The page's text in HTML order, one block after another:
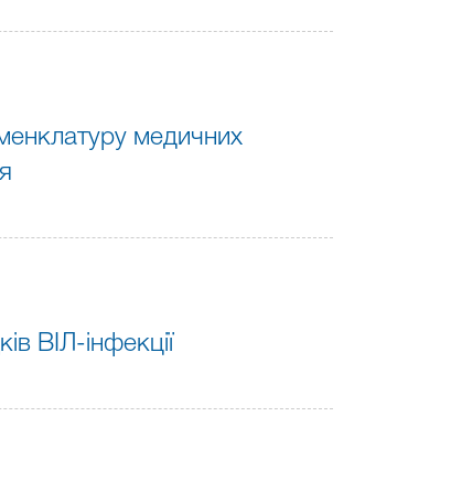
медичних
ВІЛ-інфекції